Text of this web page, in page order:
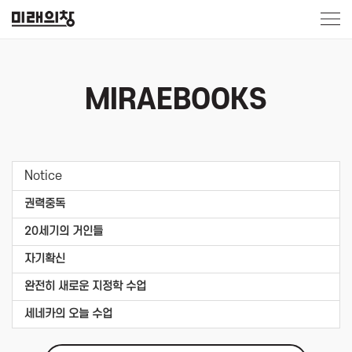
MIRAEBOOKS
Notice
권력중독
20세기의 거인들
자기확신
완전히 새로운 지정학 수업
세네카의 오늘 수업